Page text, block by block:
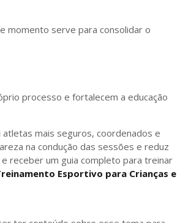
momento serve para consolidar o
processo e fortalecem a educação
mais seguros, coordenados e
na condução das sessões e reduz
receber um guia completo para treinar
Esportivo para Crianças e